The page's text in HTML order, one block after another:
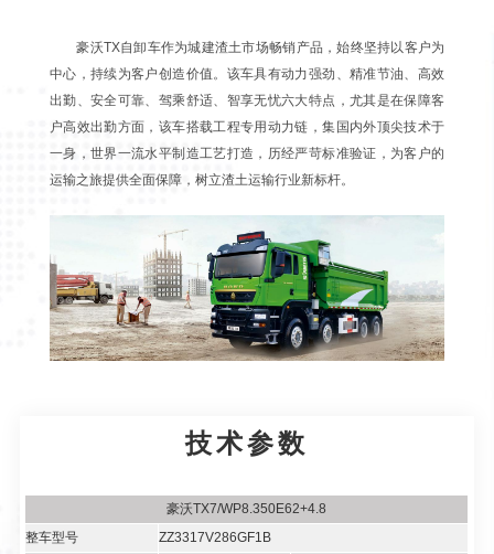
豪沃TX自卸车作为城建渣土市场畅销产品，始终坚持以客户为
中心，持续为客户创造价值。该车具有动力强劲、精准节油、高效
出勤、安全可靠、驾乘舒适、智享无忧六大特点，尤其是在保障客
户高效出勤方面，该车搭载工程专用动力链，集国内外顶尖技术于
一身，世界一流水平制造工艺打造，历经严苛标准验证，为客户的
运输之旅提供全面保障，树立渣土运输行业新标杆。
技术参数
豪沃TX7/WP8.350E62+4.8
整车型号
ZZ3317V286GF1B